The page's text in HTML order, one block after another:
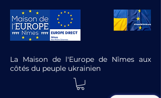
La Maison de l'Europe de Nîmes aux
côtés du peuple ukrainien